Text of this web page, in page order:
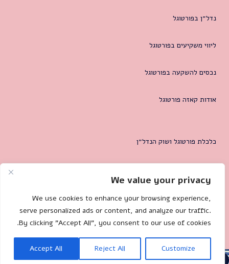
We value your privacy
We use cookies to enhance your browsing experience,
serve personalized ads or content, and analyze our traffic.
By clicking "Accept All", you consent to our use of cookies.
Customize
Reject All
Accept All
נדל״ן בפורטוגל
ליווי משקיעים בפורטוגל
נכסים להשקעה בפורטוגל
אודות קאזה פורטוגל
כלכלת פורטוגל ושוק הנדל״ן
צרו קשר
🐌 Site by:
Mililand.com